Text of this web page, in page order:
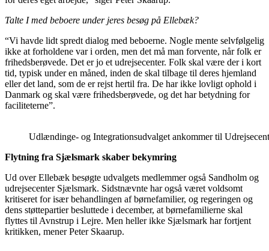
Talte I med beboere under jeres besøg på Ellebæk?
“Vi havde lidt spredt dialog med beboerne. Nogle mente selvfølgelig
ikke at forholdene var i orden, men det må man forvente, når folk er
frihedsberøvede. Det er jo et udrejsecenter. Folk skal være der i kort
tid, typisk under en måned, inden de skal tilbage til deres hjemland
eller det land, som de er rejst hertil fra. De har ikke lovligt ophold i
Danmark og skal være frihedsberøvede, og det har betydning for
faciliteterne”.
Udlændinge- og Integrationsudvalget ankommer til
Flytning fra Sjælsmark skaber bekymring
Ud over Ellebæk besøgte udvalgets medlemmer også Sandholm og
udrejsecenter Sjælsmark. Sidstnævnte har også været voldsomt
kritiseret for især behandlingen af børnefamilier, og regeringen og
dens støttepartier besluttede i december, at børnefamilierne skal
flyttes til Avnstrup i Lejre. Men heller ikke Sjælsmark har fortjent
kritikken, mener Peter Skaarup.